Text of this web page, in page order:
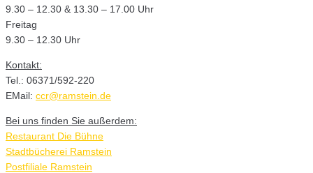
9.30 – 12.30 & 13.30 – 17.00 Uhr
Freitag
9.30 – 12.30 Uhr
Kontakt:
Tel.: 06371/592-220
EMail: ccr@ramstein.de
Bei uns finden Sie außerdem:
Restaurant Die Bühne
Stadtbücherei Ramstein
Postfiliale Ramstein